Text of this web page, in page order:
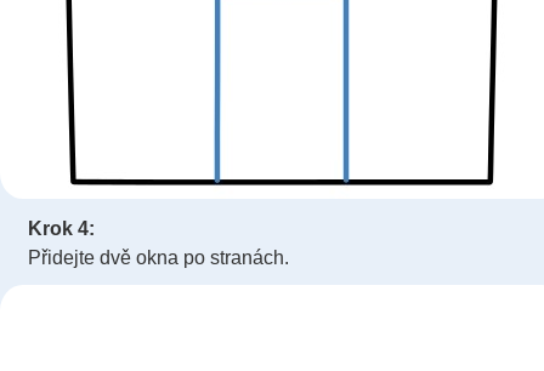
Krok 4:
Přidejte dvě okna po stranách.